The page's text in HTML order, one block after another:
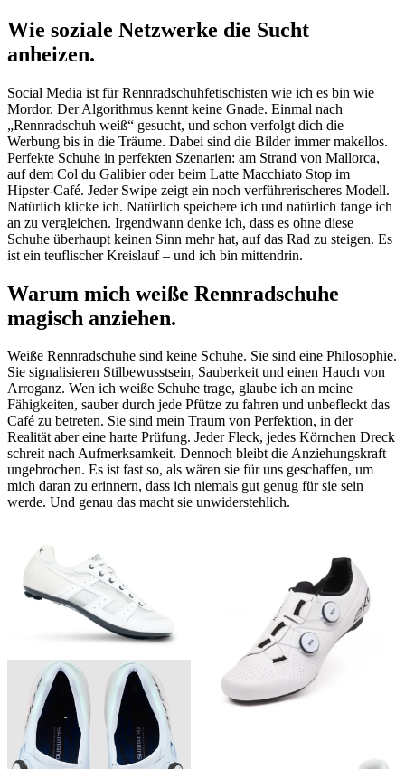
Wie soziale Netzwerke die Sucht
anheizen.
Social Media ist für Rennradschuhfetischisten wie ich es bin wie
Mordor. Der Algorithmus kennt keine Gnade. Einmal nach
„Rennradschuh weiß“ gesucht, und schon verfolgt dich die
Werbung bis in die Träume. Dabei sind die Bilder immer makellos.
Perfekte Schuhe in perfekten Szenarien: am Strand von Mallorca,
auf dem Col du Galibier oder beim Latte Macchiato Stop im
Hipster-Café. Jeder Swipe zeigt ein noch verführerischeres Modell.
Natürlich klicke ich. Natürlich speichere ich und natürlich fange ich
an zu vergleichen. Irgendwann denke ich, dass es ohne diese
Schuhe überhaupt keinen Sinn mehr hat, auf das Rad zu steigen. Es
ist ein teuflischer Kreislauf – und ich bin mittendrin.
Warum mich weiße Rennradschuhe
magisch anziehen.
Weiße Rennradschuhe sind keine Schuhe. Sie sind eine Philosophie.
Sie signalisieren Stilbewusstsein, Sauberkeit und einen Hauch von
Arroganz. Wen ich weiße Schuhe trage, glaube ich an meine
Fähigkeiten, sauber durch jede Pfütze zu fahren und unbefleckt das
Café zu betreten. Sie sind mein Traum von Perfektion, in der
Realität aber eine harte Prüfung. Jeder Fleck, jedes Körnchen Dreck
schreit nach Aufmerksamkeit. Dennoch bleibt die Anziehungskraft
ungebrochen. Es ist fast so, als wären sie für uns geschaffen, um
mich daran zu erinnern, dass ich niemals gut genug für sie sein
werde. Und genau das macht sie unwiderstehlich.